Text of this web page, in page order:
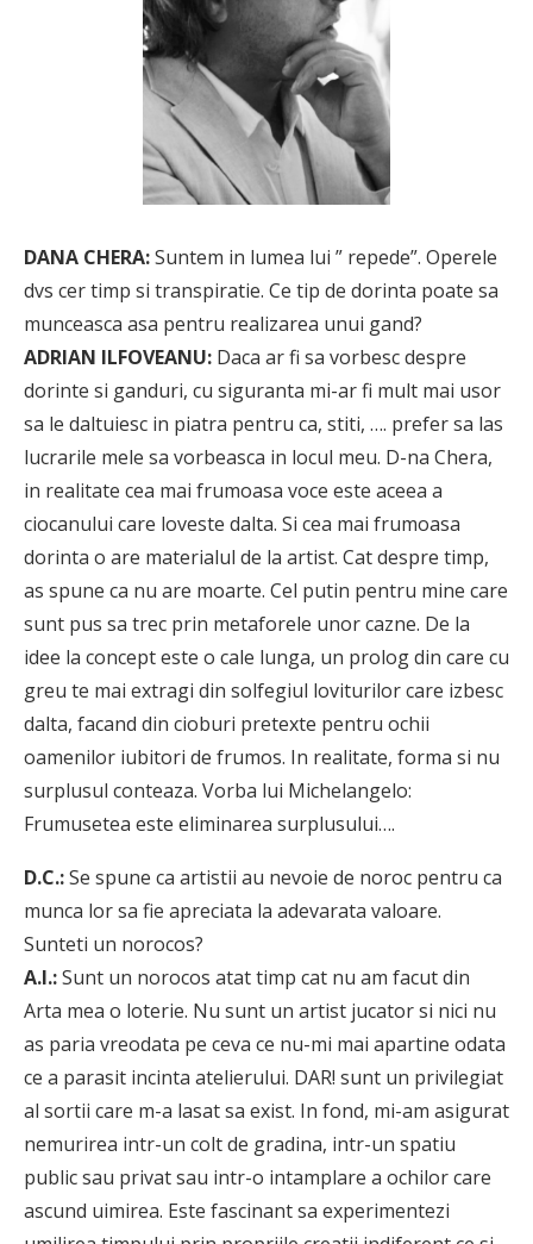
DANA CHERA:Suntem in lumea lui ” repede”. Operele
dvs cer timp si transpiratie. Ce tip de dorinta poate sa
munceasca asa pentru realizarea unui gand?
ADRIAN ILFOVEANU: Daca ar fi sa vorbesc despre
dorinte si ganduri, cu siguranta mi-ar fi mult mai usor
sa le daltuiesc in piatra pentru ca, stiti, …. prefer sa las
lucrarile mele sa vorbeasca in locul meu. D-na Chera,
in realitate cea mai frumoasa voce este aceea a
ciocanului care loveste dalta. Si cea mai frumoasa
dorinta o are materialul de la artist. Cat despre timp,
as spune ca nu are moarte. Cel putin pentru mine care
sunt pus sa trec prin metaforele unor cazne. De la
idee la concept este o cale lunga, un prolog din care cu
greu te mai extragi din solfegiul loviturilor care izbesc
dalta, facand din cioburi pretexte pentru ochii
oamenilor iubitori de frumos. In realitate, forma si nu
surplusul conteaza. Vorba lui Michelangelo:
Frumusetea este eliminarea surplusului….
D.C.:Se spune ca artistii au nevoie de noroc pentru ca
munca lor sa fie apreciata la adevarata valoare.
Sunteti un norocos?
A.I.:Sunt un norocos atat timp cat nu am facut din
Arta mea o loterie. Nu sunt un artist jucator si nici nu
as paria vreodata pe ceva ce nu-mi mai apartine odata
ce a parasit incinta atelierului. DAR! sunt un privilegiat
al sortii care m-a lasat sa exist. In fond, mi-am asigurat
nemurirea intr-un colt de gradina, intr-un spatiu
public sau privat sau intr-o intamplare a ochilor care
ascund uimirea. Este fascinant sa experimentezi